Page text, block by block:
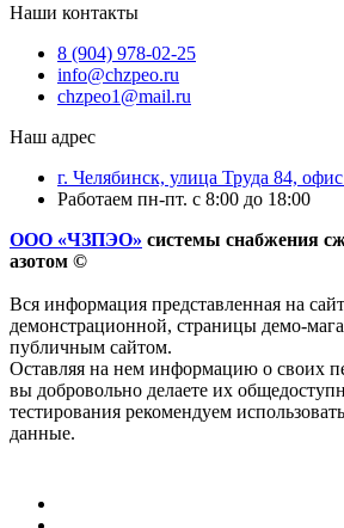
Наши контакты
8 (904) 978-02-25
info@chzpeo.ru
chzpeo1@mail.ru
Наш адрес
г. Челябинск, улица Труда 84,
Работаем пн-пт. с 8:00 до 18:00
ООО «ЧЗПЭО» системы снабжения
азотом ©
Вся информация представленная на
демонстрационной, страницы демо-
публичным сайтом.
Оставляя на нем информацию о своих
вы добровольно делаете их
тестирования рекомендуем
данные.